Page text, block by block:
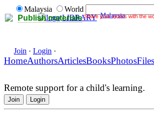
Publish materials Share your works with the
Malaysia
World
LIBRARY Malaysia
Join · Login ·
HomeAuthorsArticlesBooksPhotosFiles
Remote support for a child's learning.
Join Login